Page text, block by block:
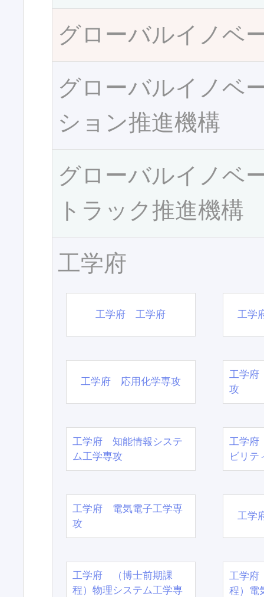
グローバルイノベ
グローバルイノベ
ション推進機構
グローバルイノベ
トラック推進機構
工学府
工学府 工学府 工学
工学府 応用化学専攻
工学府
攻
工学府 知能情報システ
ム工学専攻
工学府
ビリテ
工学府 電気電子工学専
攻
工学
工学府 （博士前期課
程）物理システム工学専
工学
程）電